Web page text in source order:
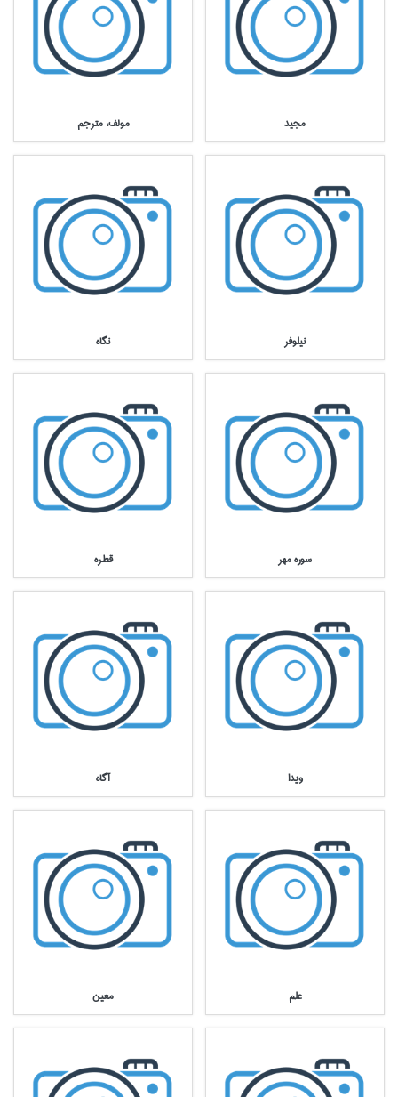
مجيد مولف، مترجم
نيلوفر نگاه
سوره مهر قطره
ويدا آگاه
علم معين